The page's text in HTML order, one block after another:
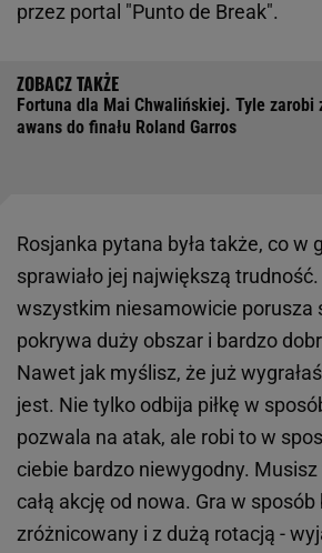
przez portal "Punto de Break".
Fortuna dla Mai Chwalińskiej. Tyle zarobi
awans do finału Roland Garros
Rosjanka pytana była także, co w
sprawiało jej największą trudność.
wszystkim niesamowicie porusza
pokrywa duży obszar i bardzo
Nawet jak myślisz, że już
jest. Nie tylko odbija piłkę w
pozwala na atak, ale robi to w
ciebie bardzo niewygodny.
całą akcję od nowa. Gra w sposób
zróżnicowany i z dużą rotacją -